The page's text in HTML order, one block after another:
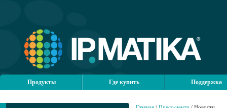
Продукты Где купить Поддержка